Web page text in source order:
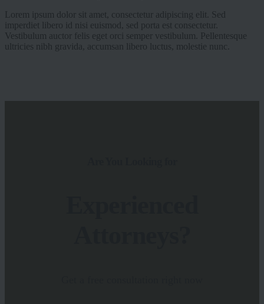
Lorem ipsum dolor sit amet, consectetur adipiscing elit. Sed
imperdiet libero id nisi euismod, sed porta est consectetur.
Vestibulum auctor felis eget orci semper vestibulum. Pellentesque
ultricies nibh gravida, accumsan libero luctus, molestie nunc.